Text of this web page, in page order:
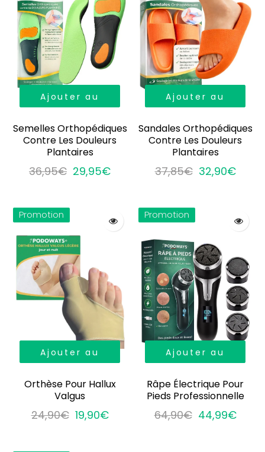
Ajouter au
Semelles Orthopédiques
Contre Les Douleurs
Plantaires
36,95€ 29,95€
Ajouter au
Sandales Orthopédiques
Contre Les Douleurs
Plantaires
37,85€ 32,90€
Promotion
Ajouter au
Orthèse Pour Hallux
Valgus
24,90€ 19,90€
Promotion
Ajouter au
Râpe Électrique Pour
Pieds Professionnelle
64,90€ 44,99€